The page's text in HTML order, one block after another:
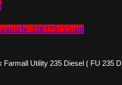
article-35837913.html